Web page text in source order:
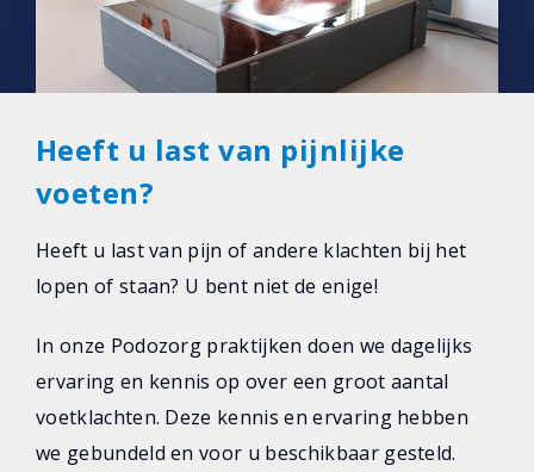
Heeft u last van pijnlijke
voeten?
Heeft u last van pijn of andere klachten bij het
lopen of staan? U bent niet de enige!
In onze Podozorg praktijken doen we dagelijks
ervaring en kennis op over een groot aantal
voetklachten. Deze kennis en ervaring hebben
we gebundeld en voor u beschikbaar gesteld.